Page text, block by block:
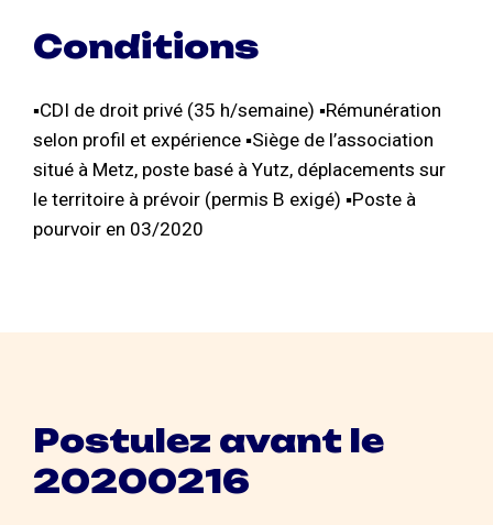
Conditions
▪CDI de droit privé (35 h/semaine) ▪Rémunération
selon profil et expérience ▪Siège de l’association
situé à Metz, poste basé à Yutz, déplacements sur
le territoire à prévoir (permis B exigé) ▪Poste à
pourvoir en 03/2020
Postulez avant le
20200216